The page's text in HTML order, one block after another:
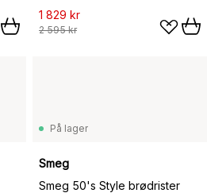
1 829 kr
2 595 kr
På lager
Smeg
Smeg 50's Style brødrister